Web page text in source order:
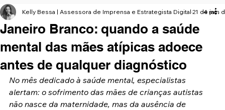
Janeiro Branco: quando a saúde
mental das mães atípicas adoece
antes de qualquer diagnóstico
Kelly Bessa | Assessora de Imprensa e Estrategista Digital 21 de jan.
4 min
No mês dedicado à saúde mental, especialistas
alertam: o sofrimento das mães de crianças autistas
não nasce da maternidade, mas da ausência de